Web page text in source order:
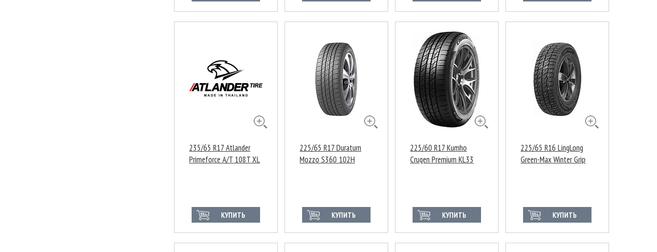
235/65 R17 Atlander
Primeforce A/T 108T XL
КУПИТЬ
225/65 R17 Duraturn
Mozzo S360 102H
КУПИТЬ
225/60 R17 Kumho
Crugen Premium KL33
КУПИТЬ
225/65 R16 LingLong
Green-Max Winter Grip
КУПИТЬ